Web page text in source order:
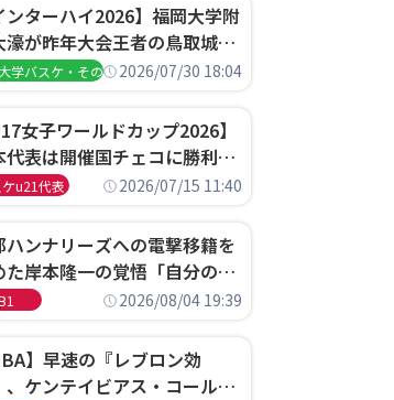
ンターハイ2026】福岡大学附
濠が昨年大会王者の鳥取城北
破、大阪薫英女学院は岐阜女
学バスケ・その他2026/07/30 18:04
女子ワールドカップ2026】
代表は開催国チェコに勝利し
選グループ3連勝で首位通
u21代表 2026/07/15 11:40
ハンナリーズへの電撃移籍を
た岸本隆一の覚悟「自分のエ
いうちっぽけなことのため
2026/08/04 19:39
】早速の『レブロン効
、ケンテイビアス・コールド